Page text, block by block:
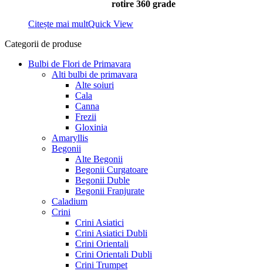
rotire 360 grade
Citește mai multQuick View
Categorii de produse
Bulbi de Flori de Primavara
Alti bulbi de primavara
Alte soiuri
Cala
Canna
Frezii
Gloxinia
Amaryllis
Begonii
Alte Begonii
Begonii Curgatoare
Begonii Duble
Begonii Franjurate
Caladium
Crini
Crini Asiatici
Crini Asiatici Dubli
Crini Orientali
Crini Orientali Dubli
Crini Trumpet